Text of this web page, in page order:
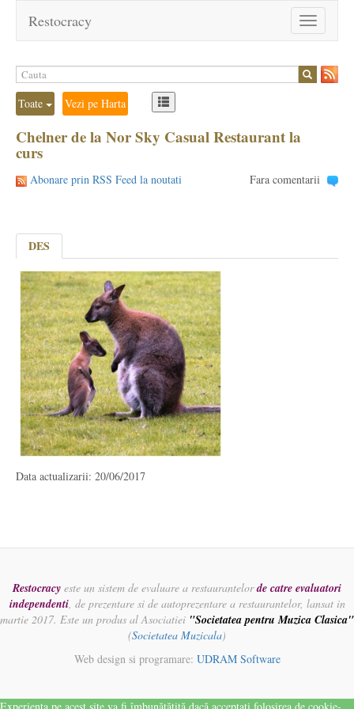
Toggle
navigation
Restocracy
Toate Vezi pe Harta
Chelner de la Nor Sky Casual Restaurant la
curs
Abonare prin RSS Feed la noutati Fara comentarii
DES
Data actualizarii: 20/06/2017
Restocracy este un sistem de evaluare a restaurantelorde catre evaluatori
independenti, de prezentare si de autoprezentare a restaurantelor, lansat in
martie 2017. Este un produs al Asociatiei "Societatea pentru Muzica Clasica"
(Societatea Muzicala)
Web design si programare: UDRAM Software
Experiența pe acest site va fi îmbunătățită dacă acceptați folosirea de cookie-